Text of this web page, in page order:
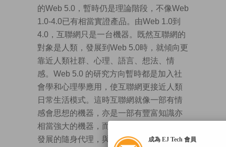
的Web 5.0，暫時仍是理論階段，不像Web
1.0-4.0已有相當實證產品。由Web 1.0到
4.0，互聯網只是一台機器。既然互聯網的
對象是人類，發展到Web 5.0時，就傾向更
靠近人類社群、心理、語言、想法、情
感。Web 5.0 的研究方向暫時都是加入社
會學和心理學應用，使互聯網更接近人類
日常生活模式。這時互聯網就像一部有情
感會思想的機器，亦是一部有豐富知識亦
相當強大的機器，而人類就藉着Web 4.0時
發展的隨身代理，與這部偉大的機器對
成為 EJ Tech 會員